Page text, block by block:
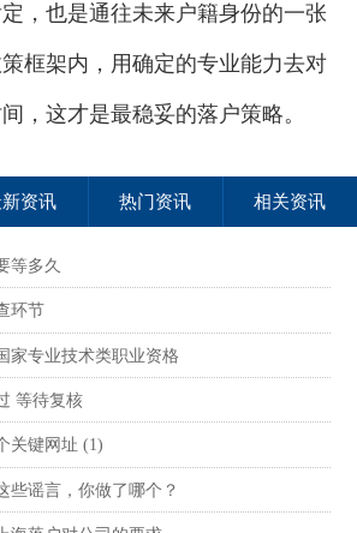
，也是通往未来户籍身份的一张
框架内，用确定的专业能力去对
，这才是最稳妥的落户策略。
资讯 热门资讯 相关资讯
等多久
环节
家专业技术类职业资格
等待复核
关键网址 (1)
些谣言，你做了哪个？